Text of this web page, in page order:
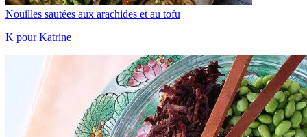
Nouilles sautées aux arachides et au tofu
K pour Katrine